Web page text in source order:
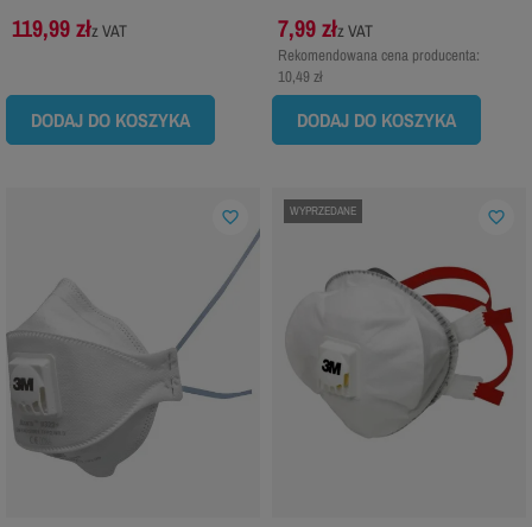
119,99 złz VAT
DODAJ DO KOSZYKA
7,99 złz VAT
Rekomendowana cena producenta:
10,49 zł
DODAJ DO KOSZYKA
favorite_border WYPRZEDANE favorite_border